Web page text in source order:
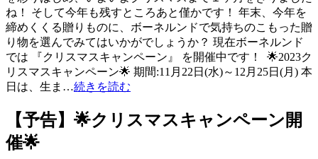
ね！ そして今年も残すところあと僅かです！ 年末、今年を
締めくくる贈りものに、ボーネルンドで気持ちのこもった贈
り物を選んでみてはいかがでしょうか？ 現在ボーネルンド
では 『クリスマスキャンペーン』 を開催中です！ ️ 🌟2023ク
リスマスキャンペーン🌟 期間:11月22日(水)～12月25日(月) 本
日は、生ま…続きを読む
【予告】🌟クリスマスキャンペーン開
催🌟